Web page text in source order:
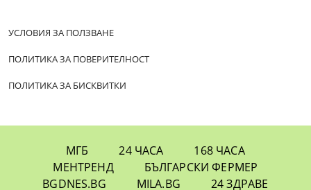
УСЛОВИЯ ЗА ПОЛЗВАНЕ
ПОЛИТИКА ЗА ПОВЕРИТЕЛНОСТ
ПОЛИТИКА ЗА БИСКВИТКИ
МГБ 24 ЧАСА
168 ЧАСА
МЕНТРЕНД
БЪЛГАРСКИ ФЕРМЕР
BGDNES.BG
MILA.BG 24 ЗДРАВЕ